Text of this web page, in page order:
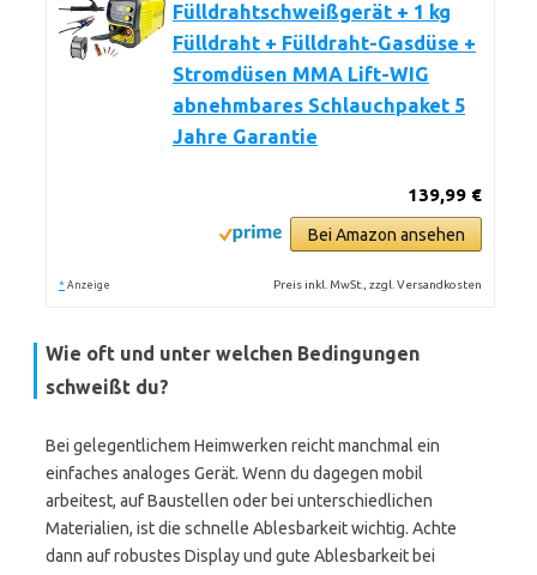
Fülldrahtschweißgerät + 1 kg
Fülldraht + Fülldraht-Gasdüse +
Stromdüsen MMA Lift-WIG
abnehmbares Schlauchpaket 5
Jahre Garantie
139,99 €
Bei Amazon ansehen
* Anzeige Preis inkl. MwSt., zzgl. Versandkosten
Wie oft und unter welchen Bedingungen
schweißt du?
Bei gelegentlichem Heimwerken reicht manchmal ein
einfaches analoges Gerät. Wenn du dagegen mobil
arbeitest, auf Baustellen oder bei unterschiedlichen
Materialien, ist die schnelle Ablesbarkeit wichtig. Achte
dann auf robustes Display und gute Ablesbarkeit bei